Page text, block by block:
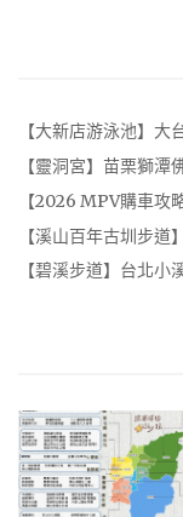
【大新店游泳池】
【靈洞宮】苗栗獅
【2026 MPV購車攻
【溪山百年古圳步
【碧溪步道】台北